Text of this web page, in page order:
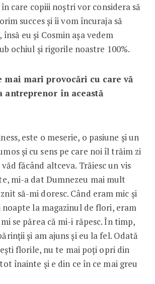
care copiii noștri vor considera să
succes și îi vom încuraja să
însă eu și Cosmin așa vedem
ochiul și rigorile noastre 100%.
mai mari provocări cu care vă
antreprenor în această
este o meserie, o pasiune și un
și cu sens pe care noi îl trăim zi
făcând altceva. Trăiesc un vis
mi-a dat Dumnezeu mai mult
să-mi doresc. Când eram mic și
noapte la magazinul de flori, eram
se părea că mi-i răpesc. În timp,
și am ajuns și eu la fel. Odată
florile, nu te mai poți opri din
înainte și e din ce în ce mai greu